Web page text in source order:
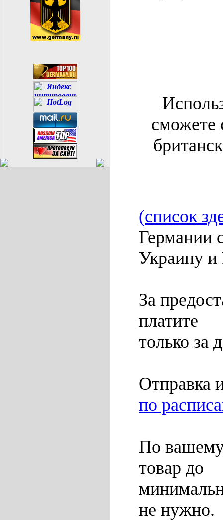
сможете
(список
Германии
Украину
За
платите
только за
Отправка
по
По
товар до
не нужно.